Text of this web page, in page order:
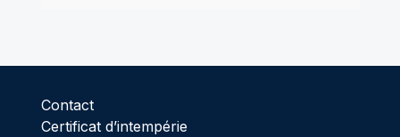
Contact
Certificat d’intempérie